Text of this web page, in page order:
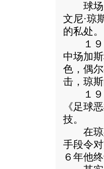
球场内
文尼·琼
的私处。
１９８
中场加
色，偶
击，琼
１９９
《足球
技。
在琼斯
手段令
６年他